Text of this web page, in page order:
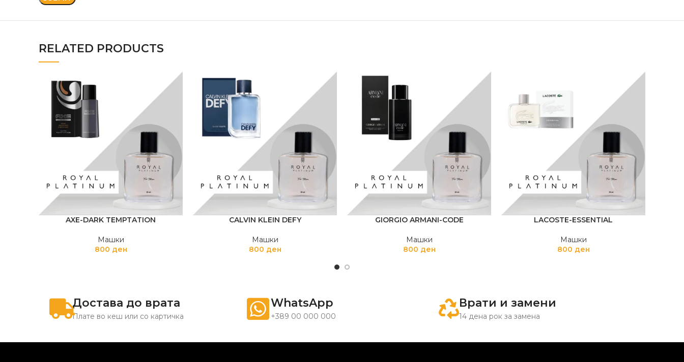
RELATED PRODUCTS
AXE-DARK TEMPTATION
Машки
800 ден
CALVIN KLEIN DEFY
Машки
800 ден
GIORGIO ARMANI-CODE
Машки
800 ден
LACOSTE-ESSENTIAL
Машки
800 ден
Достава до врата
Плате во кеш или со картичка
WhatsApp
+389 00 000 000
Врати и замени
14 дена рок за замена